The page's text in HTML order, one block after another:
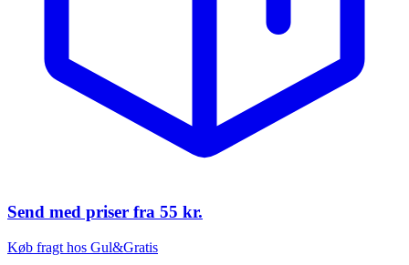
Send med priser fra 55 kr.
Køb fragt hos Gul&Gratis